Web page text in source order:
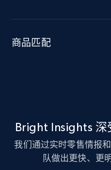
URL, Product id, Title,
Seller reviews,
more.
商品匹配
Bright Insights 深
我们通过实时零售情报
队做出更快、更